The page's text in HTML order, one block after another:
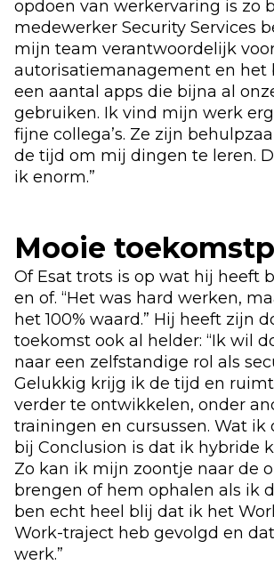
opdoen van werkervaring is zo
medewerker Security Services
mijn team verantwoordelijk
autorisatiemanagement en het
een aantal apps die bijna al
gebruiken. Ik vind mijn werk
fijne collega’s. Ze zijn
de tijd om mij dingen te leren.
ik enorm.”
Mooie
Of Esat trots is op wat hij heeft
en of. “Het was hard werken,
het 100% waard.” Hij heeft zijn
toekomst ook al helder: “Ik wil
naar een zelfstandige rol als
Gelukkig krijg ik de tijd en
verder te ontwikkelen, onder
trainingen en cursussen. Wat ik
bij Conclusion is dat ik hybride
Zo kan ik mijn zoontje naar de
brengen of hem ophalen als ik
ben echt heel blij dat ik het
Work-traject heb gevolgd en
werk.”